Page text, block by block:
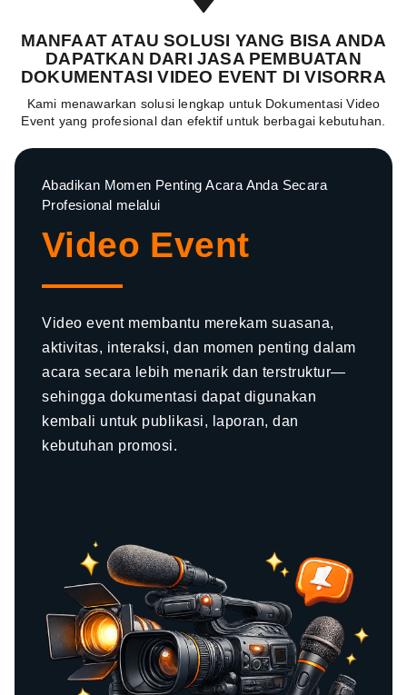
MANFAAT ATAU SOLUSI YANG BISA ANDA
DAPATKAN DARI JASA PEMBUATAN
DOKUMENTASI VIDEO EVENT DI VISORRA
Kami menawarkan solusi lengkap untuk Dokumentasi Video
Event yang profesional dan efektif untuk berbagai kebutuhan.
Abadikan Momen Penting Acara Anda Secara
Profesional melalui
Video Event
Video event membantu merekam suasana,
aktivitas, interaksi, dan momen penting dalam
acara secara lebih menarik dan terstruktur—
sehingga dokumentasi dapat digunakan
kembali untuk publikasi, laporan, dan
kebutuhan promosi.